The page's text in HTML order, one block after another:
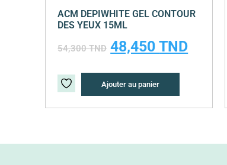
ACM DEPIWHITE GEL CONTOUR
DES YEUX 15ML
54,300TND 48,450TND
Ajouter au panier